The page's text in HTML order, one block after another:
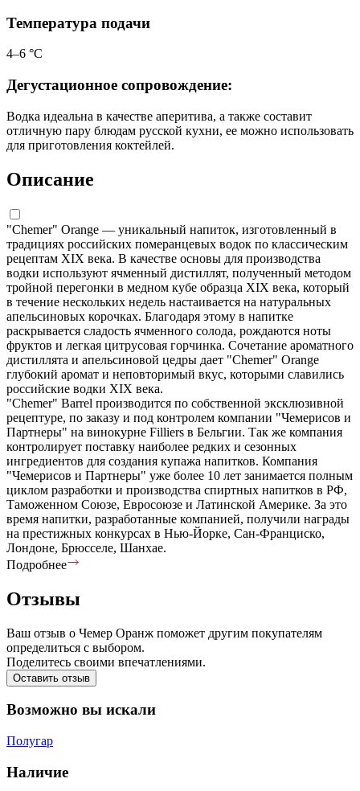
Температура подачи
4–6 °С
Дегустационное сопровождение:
Водка идеальна в качестве аперитива, а также составит
отличную пару блюдам русской кухни, ее можно использовать
для приготовления коктейлей.
Описание
"Chemer" Orange — уникальный напиток, изготовленный в
традициях российских померанцевых водок по классическим
рецептам XIX века. В качестве основы для производства
водки используют ячменный дистиллят, полученный методом
тройной перегонки в медном кубе образца XIX века, который
в течение нескольких недель настаивается на натуральных
апельсиновых корочках. Благодаря этому в напитке
раскрывается сладость ячменного солода, рождаются ноты
фруктов и легкая цитрусовая горчинка. Сочетание ароматного
дистиллята и апельсиновой цедры дает "Chemer" Orange
глубокий аромат и неповторимый вкус, которыми славились
российские водки XIX века.
"Chemer" Barrel производится по собственной эксклюзивной
рецептуре, по заказу и под контролем компании "Чемерисов и
Партнеры" на винокурне Filliers в Бельгии. Так же компания
контролирует поставку наиболее редких и сезонных
ингредиентов для создания купажа напитков. Компания
"Чемерисов и Партнеры" уже более 10 лет занимается полным
циклом разработки и производства спиртных напитков в РФ,
Таможенном Союзе, Евросоюзе и Латинской Америке. За это
время напитки, разработанные компанией, получили награды
на престижных конкурсах в Нью-Йорке, Сан-Франциско,
Лондоне, Брюсселе, Шанхае.
Подробнее
Отзывы
Ваш отзыв о Чемер Оранж поможет другим покупателям
определиться с выбором.
Поделитесь своими впечатлениями.
Оставить отзыв
Возможно вы искали
Полугар
Наличие